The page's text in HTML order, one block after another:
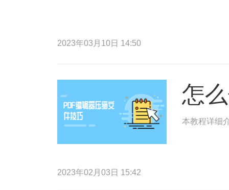
2023年03月10日 14:50
怎
本教程详细
2023年02月03日 15:42